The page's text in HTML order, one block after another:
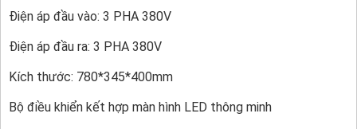
Điện áp đầu vào: 3 PHA 380V
Điện áp đầu ra: 3 PHA 380V
Kích thước: 780*345*400mm
Bộ điều khiển kết hợp màn hình LED thông minh